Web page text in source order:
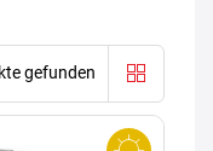
gefunden